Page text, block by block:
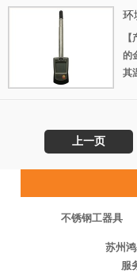
超
环
的
其
上一页
不锈钢工器具
苏州
服